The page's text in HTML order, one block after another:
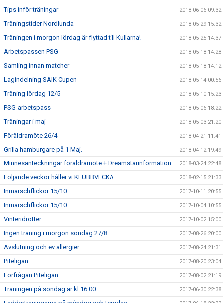
Tips inför träningar 2018-06-06 09:32
Träningstider Nordlunda 2018-05-29 15:32
Träningen i morgon lördag är flyttad till Kullarna! 2018-05-25 14:37
Arbetspassen PSG 2018-05-18 14:28
Samling innan matcher 2018-05-18 14:12
Lagindelning SAIK Cupen 2018-05-14 00:56
Träning lördag 12/5 2018-05-10 15:23
PSG-arbetspass 2018-05-06 18:22
Träningar i maj 2018-05-03 21:20
Föräldramöte 26/4 2018-04-21 11:41
Grilla hamburgare på 1 Maj. 2018-04-12 19:49
Minnesanteckningar föräldramöte + Dreamstarinformation 2018-03-24 22:48
Följande veckor håller vi KLUBBVECKA 2018-02-15 21:33
Inmarschflickor 15/10 2017-10-11 20:55
Inmarschflickor 15/10 2017-10-04 10:55
Vinteridrotter 2017-10-02 15:00
Ingen träning i morgon söndag 27/8 2017-08-26 20:00
Avslutning och ev allergier 2017-08-24 21:31
Piteligan 2017-08-20 23:04
Förfrågan Piteligan 2017-08-02 21:19
Träningen på söndag är kl 16.00 2017-06-30 22:38